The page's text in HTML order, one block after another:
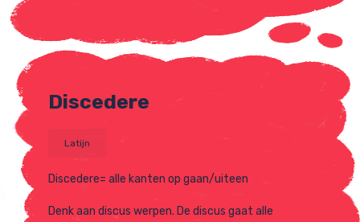
Discedere
Latijn
Discedere= alle kanten op gaan/uiteen
Denk aan discus werpen. De discus gaat alle